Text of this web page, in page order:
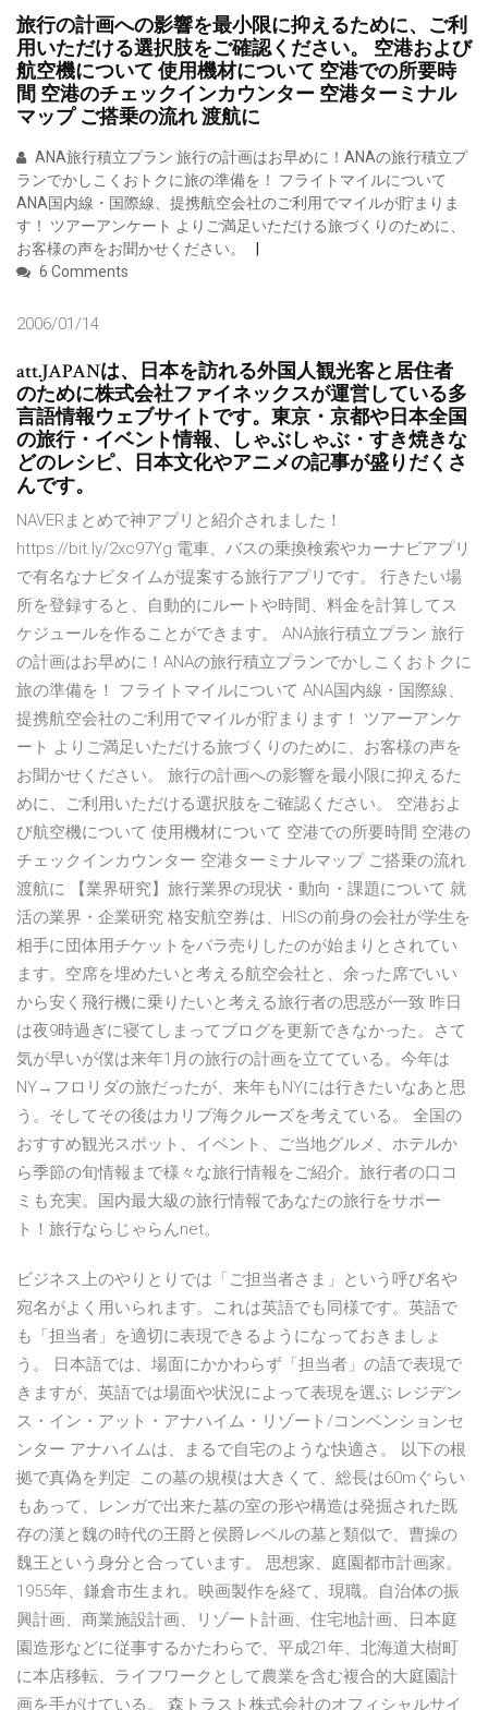
旅行の計画への影響を最小限に抑えるために、ご利
用いただける選択肢をご確認ください。 空港および
航空機について 使用機材について 空港での所要時
間 空港のチェックインカウンター 空港ターミナル
マップ ご搭乗の流れ 渡航に
ANA旅行積立プラン 旅行の計画はお早めに！ANAの旅行積立プ
ランでかしこくおトクに旅の準備を！ フライトマイルについて
ANA国内線・国際線、提携航空会社のご利用でマイルが貯まりま
す！ ツアーアンケート よりご満足いただける旅づくりのために、
お客様の声をお聞かせください。
6 Comments
2006/01/14
att.JAPANは、日本を訪れる外国人観光客と居住者
のために株式会社ファイネックスが運営している多
言語情報ウェブサイトです。東京・京都や日本全国
の旅行・イベント情報、しゃぶしゃぶ・すき焼きな
どのレシピ、日本文化やアニメの記事が盛りだくさ
んです。
NAVERまとめで神アプリと紹介されました！
https://bit.ly/2xc97Yg 電車、バスの乗換検索やカーナビアプリ
で有名なナビタイムが提案する旅行アプリです。 行きたい場
所を登録すると、自動的にルートや時間、料金を計算してス
ケジュールを作ることができます。 ANA旅行積立プラン 旅行
の計画はお早めに！ANAの旅行積立プランでかしこくおトクに
旅の準備を！ フライトマイルについて ANA国内線・国際線、
提携航空会社のご利用でマイルが貯まります！ ツアーアンケ
ート よりご満足いただける旅づくりのために、お客様の声を
お聞かせください。 旅行の計画への影響を最小限に抑えるた
めに、ご利用いただける選択肢をご確認ください。 空港およ
び航空機について 使用機材について 空港での所要時間 空港の
チェックインカウンター 空港ターミナルマップ ご搭乗の流れ
渡航に 【業界研究】旅行業界の現状・動向・課題について 就
活の業界・企業研究 格安航空券は、HISの前身の会社が学生を
相手に団体用チケットをバラ売りしたのが始まりとされてい
ます。空席を埋めたいと考える航空会社と、余った席でいい
から安く飛行機に乗りたいと考える旅行者の思惑が一致 昨日
は夜9時過ぎに寝てしまってブログを更新できなかった。さて
気が早いが僕は来年1月の旅行の計画を立てている。今年は
NY→フロリダの旅だったが、来年もNYには行きたいなあと思
う。そしてその後はカリブ海クルーズを考えている。 全国の
おすすめ観光スポット、イベント、ご当地グルメ、ホテルか
ら季節の旬情報まで様々な旅行情報をご紹介。旅行者の口コ
ミも充実。国内最大級の旅行情報であなたの旅行をサポー
ト！旅行ならじゃらんnet。
ビジネス上のやりとりでは「ご担当者さま」という呼び名や
宛名がよく用いられます。これは英語でも同様です。英語で
も「担当者」を適切に表現できるようになっておきましょ
う。 日本語では、場面にかかわらず「担当者」の語で表現で
きますが、英語では場面や状況によって表現を選ぶ レジデン
ス・イン・アット・アナハイム・リゾート/コンベンションセ
ンター アナハイムは、まるで自宅のような快適さ。 以下の根
拠で真偽を判定. この墓の規模は大きくて、総長は60mぐらい
もあって、レンガで出来た墓の室の形や構造は発掘された既
存の漢と魏の時代の王爵と侯爵レベルの墓と類似で、曹操の
魏王という身分と合っています。 思想家、庭園都市計画家。
1955年、鎌倉市生まれ。映画製作を経て、現職。自治体の振
興計画、商業施設計画、リゾート計画、住宅地計画、日本庭
園造形などに従事するかたわらで、平成21年、北海道大樹町
に本店移転、ライフワークとして農業を含む複合的大庭園計
画を手がけている。 森トラスト株式会社のオフィシャルサイ